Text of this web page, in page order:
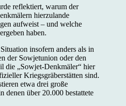
reflektiert, warum der
hierzulande
aufweist – und welche
haben.
insofern anders als in
der Sowjetunion oder den
die „Sowjet-Denkmäler“ hier
Kriegsgräberstätten sind.
etwa drei große
denen über 20.000 bestattete